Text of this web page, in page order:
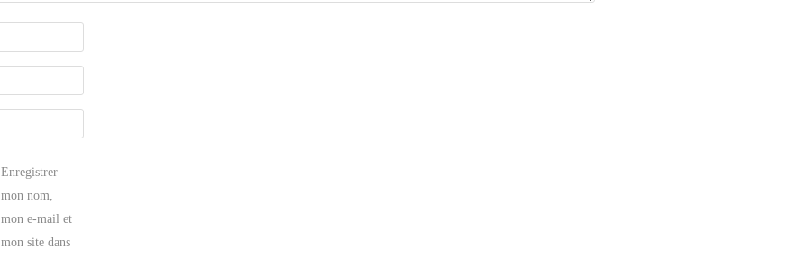
Enregistrer
mon nom,
mon e-mail et
mon site dans